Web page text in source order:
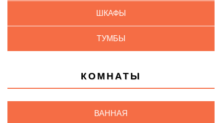
ШКАФЫ
ТУМБЫ
КОМНАТЫ
ВАННАЯ